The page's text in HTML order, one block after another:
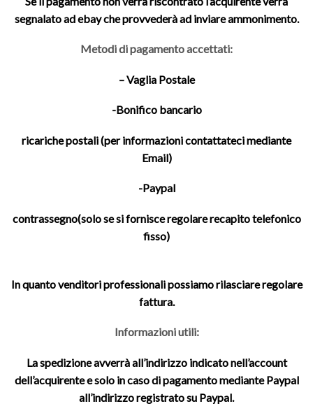
segnalato ad ebay che provvederà ad inviare ammonimento.
Metodi di pagamento accettati:
– Vaglia Postale
-Bonifico bancario
ricariche postali (per informazioni contattateci mediante
Email)
-Paypal
contrassegno(solo se si fornisce regolare recapito telefonico
fisso)
In quanto venditori professionali possiamo rilasciare regolare
fattura.
Informazioni utili:
La spedizione avverrà all’indirizzo indicato nell’account
dell’acquirente e solo in caso di pagamento mediante Paypal
all’indirizzo registrato su Paypal.